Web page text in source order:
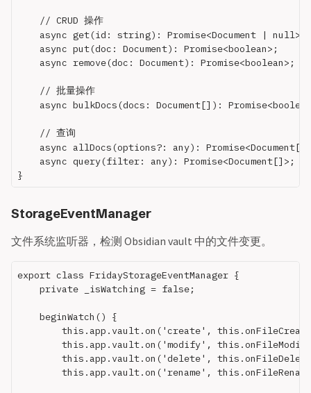
    // CRUD 操作
    async get(id: string): Promise<Document | null>;
    async put(doc: Document): Promise<boolean>;
    async remove(doc: Document): Promise<boolean>;
    // 批量操作
async bulkDocs(docs: Document[]):
    // 查询
async allDocs(options?: any):
    async query(filter: any): Promise<Document[]>;
StorageEventManager
文件系统监听器，检测 Obsidian vault 中的文件变更。
export class FridayStorageEventManager {
    private _isWatching = false;
    beginWatch() {
this.app.vault.on('create',
this.app.vault.on('modify',
this.app.vault.on('delete',
this.app.vault.on('rename',